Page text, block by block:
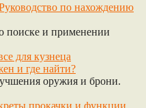
по нахождению
о поиске и применении
и где найти?
оружия и брони.